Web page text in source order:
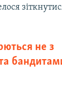
не з